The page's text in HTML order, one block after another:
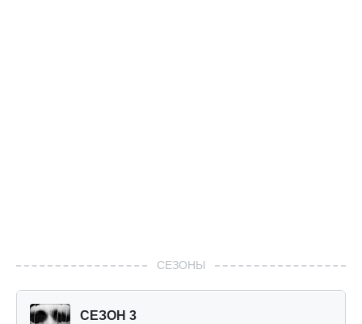
СЕЗОНЫ
СЕЗОН 3